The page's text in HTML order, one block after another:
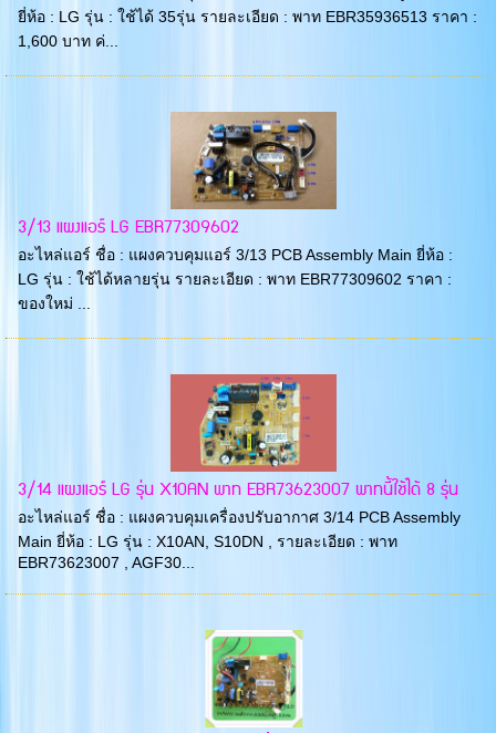
ยี่ห้อ : LG รุ่น : ใช้ได้ 35รุ่น รายละเอียด : พาท EBR35936513 ราคา :
1,600 บาท ค่...
3/13 แผงแอร์ LG EBR77309602
อะไหล่แอร์ ชื่อ : แผงควบคุมแอร์ 3/13 PCB Assembly Main ยี่ห้อ :
LG รุ่น : ใช้ได้หลายรุ่น รายละเอียด : พาท EBR77309602 ราคา :
ของใหม่ ...
3/14 แผงแอร์ LG รุ่น X10AN พาท EBR73623007 พาทนี้ใช้ได้ 8 รุ่น
อะไหล่แอร์ ชื่อ : แผงควบคุมเครื่องปรับอากาศ 3/14 PCB Assembly
Main ยี่ห้อ : LG รุ่น : X10AN, S10DN , รายละเอียด : พาท
EBR73623007 , AGF30...